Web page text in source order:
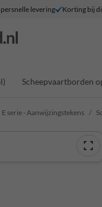
levering Korting bij
Scheepvaartborden
E serie - Aanwijzingstekens